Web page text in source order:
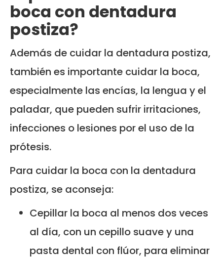
boca con dentadura
postiza?
Además de cuidar la dentadura postiza,
también es importante cuidar la boca,
especialmente las encías, la lengua y el
paladar, que pueden sufrir irritaciones,
infecciones o lesiones por el uso de la
prótesis.
Para cuidar la boca con la dentadura
postiza, se aconseja:
Cepillar la boca al menos dos veces
al día, con un cepillo suave y una
pasta dental con flúor, para eliminar